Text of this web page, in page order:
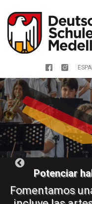
Menu redes
Potenciar
Fomentamos